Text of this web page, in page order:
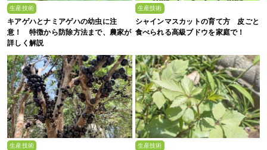
生産技術
キアゲハとナミアゲハの幼虫に注
意！ 特徴から防除方法まで、農家が
詳しく解説
生産技術
シャインマスカットの育て方 皮ごと
食べられる高級ブドウを家庭で！
生産技術 生産技術